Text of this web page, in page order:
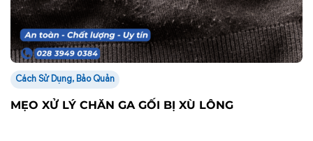
Cách Sử Dụng, Bảo Quản
MẸO XỬ LÝ CHĂN GA GỐI BỊ XÙ LÔNG